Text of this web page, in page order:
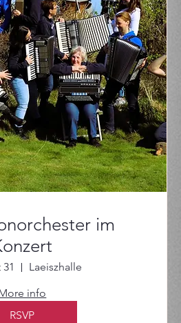
im
Laeiszhalle
info
RSVP